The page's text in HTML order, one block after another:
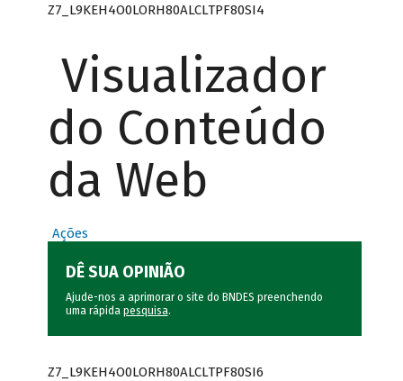
Z7_L9KEH4O0LORH80ALCLTPF80SI4
Visualizador
do Conteúdo
da Web
Ações
DÊ SUA OPINIÃO
Ajude-nos a aprimorar o site do BNDES preenchendo
uma rápida pesquisa.
Z7_L9KEH4O0LORH80ALCLTPF80SI6